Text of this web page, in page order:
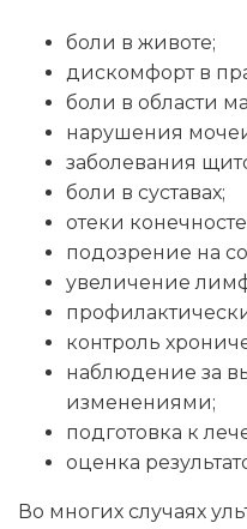
боли в животе;
дискомфорт в
боли в области
нарушения
заболевания
боли в суставах;
отеки
подозрение на
увеличение
контроль
наблюдение за
изменениями;
подготовка к
оценка
Во многих случаях